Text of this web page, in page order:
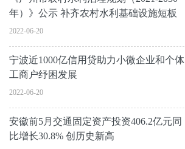
年）》公示 补齐农村水利基础设施短板
2022-06-20
宁波近1000亿信用贷助力小微企业和个体
工商户纾困发展
2022-06-20
安徽前5月交通固定资产投资406.2亿元同
比增长30.8% 创历史新高